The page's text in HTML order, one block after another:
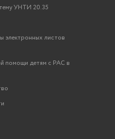
УНТИ 20.35
электронных листов
помощи детям с РАС в